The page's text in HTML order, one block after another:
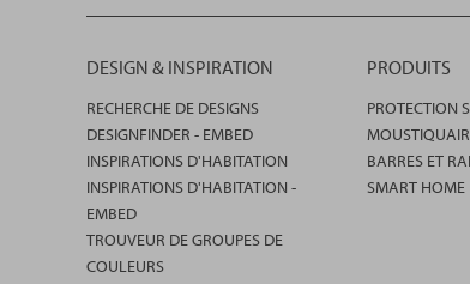
DESIGN & INSPIRATION
RECHERCHE DE DESIGNS
DESIGNFINDER - EMBED
INSPIRATIONS D'HABITATION
INSPIRATIONS D'HABITATION -
EMBED
TROUVEUR DE GROUPES DE
COULEURS
PRODUITS
PROTECTION
BARRES ET
SMART HOME